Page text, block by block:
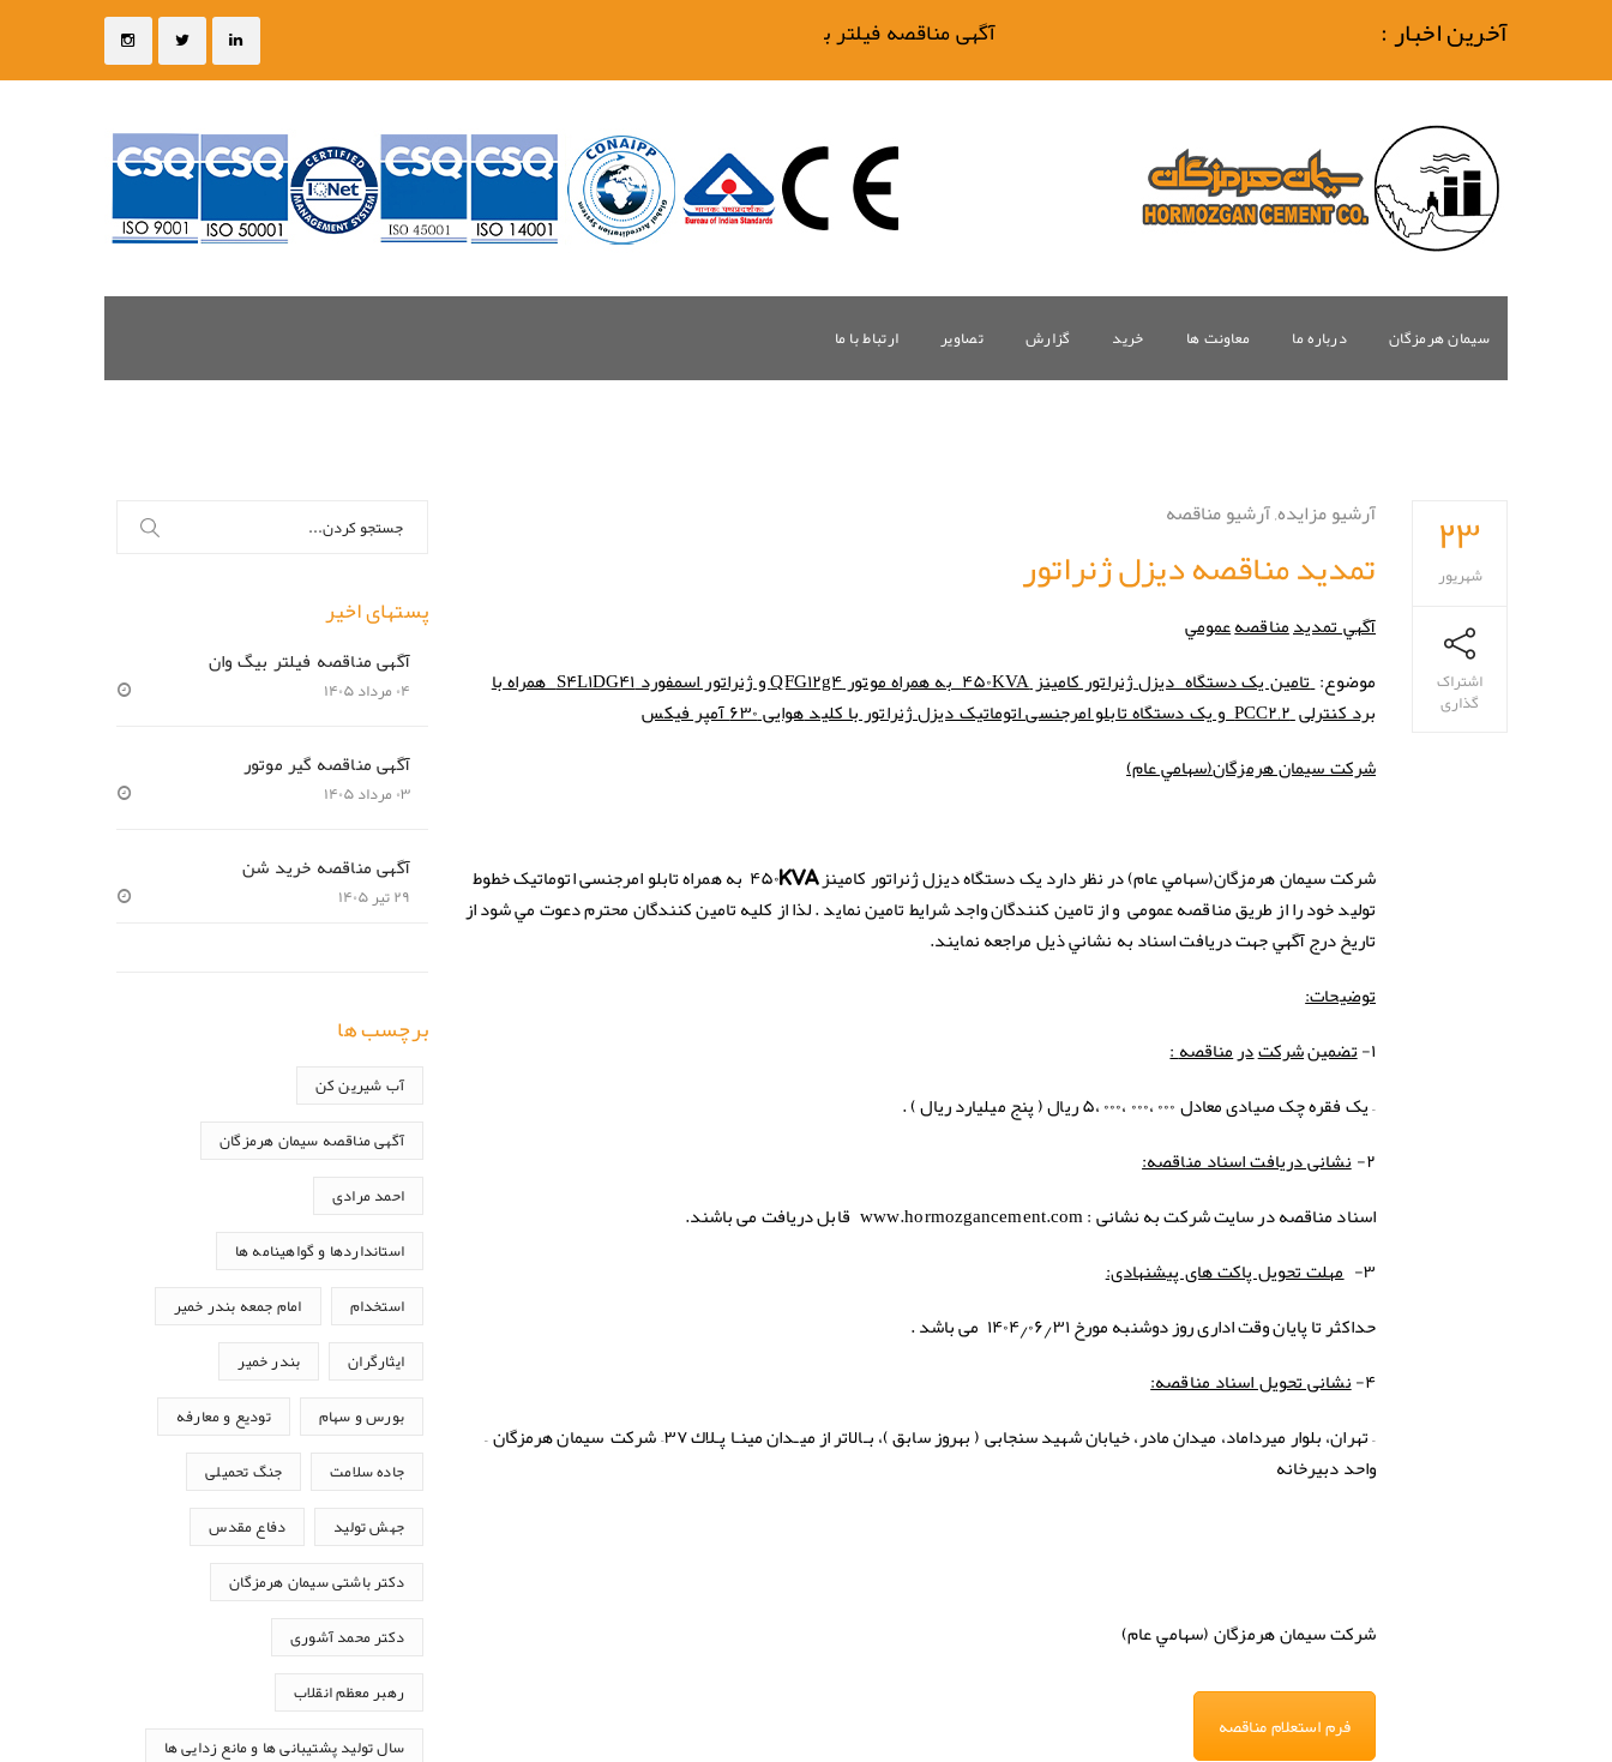
آخرین اخبار : آگهی مناقصه فیلتر بیگ وان
ارتباط با ما تصاویر گزارش خرید معاونت ها درباره ما سیمان هرمزگان
۲۳
شهریور
اشتراک
گذاری
آرشیو مزایده آرشیو مناقصه
تمدید مناقصه دیزل ژنراتور
آگهي تمدید مناقصه عمومي
موضوع: تامین یک دستگاه دیزل ژنراتور کامینز ۴۵۰KVA به همراه موتور QFG۱۲g۴و ژنراتور اسمفورد S۴L۱DG۴۱ همراه با
برد کنترلی PCC۲,۲و یک دستگاه تابلو امرجنسی اتوماتیک دیزل ژنراتور با کلید هوایی ۶۳۰ آمپر فیکس
شركت سيمان هرمزگان(سهامي عام)
شركت سيمان هرمزگان(سهامي عام) در نظر دارد یک دستگاه دیزل ژنراتور کامینز۴۵۰KVA به همراه تابلو امرجنسی اتوماتیک خطوط
تولید خود را از طریق مناقصه عمومی و از تامین کنندگان واجد شرایط تامین نماید . لذا از كليه تامین کنندگان محترم دعوت مي شود از
تاريخ درج آگهي جهت دريافت اسناد به نشاني ذيل مراجعه نمايند.
توضیحات:
۱- تضمین شركت در مناقصه:
– یک فقره چک صیادی معادل ۰۰۰ ،۰۰۰ ،۰۰۰ ،۵ ریال ( پنج میلیارد ریال ) .
۲- نشانی دریافت اسناد مناقصه:
اسناد مناقصه در سایت شرکت به نشانی : www.hormozgancement.com قابل دریافت می باشند.
۳- مهلت تحویل پاکت های پیشنهادی:
حداکثر تا پایان وقت اداری روز دوشنبه مورخ ۱۴۰۴٫۰۶٫۳۱ می باشد .
۴- نشانی تحویل اسناد مناقصه:
– تهران، بلوار میرداماد، میدان مادر، خیابان شهید سنجابی ( بهروز سابق )، بـالاتر از میـدان مینـا پـلاك ۳۷– شرکت سیمان هرمزگان –
واحد دبیرخانه
شركت سيمان هرمزگان (سهامي عام)
فرم استعلام مناقصه
برای:
پستهای اخیر
آگهی مناقصه فیلتر بیگ وان
۰۴ مرداد ۱۴۰۵
آگهی مناقصه گیر موتور
۰۳ مرداد ۱۴۰۵
آگهی مناقصه خرید شن
۲۹ تیر ۱۴۰۵
برچسب ها
آب شیرین کن
آگهی مناقصه سیمان هرمزگان
احمد مرادی
استانداردها و گواهینامه ها
استخدام امام جمعه بندر خمیر
ایثارگران بندر خمیر
بورس و سهام تودیع و معارفه
جاده سلامت جنگ تحمیلی
جهش تولید دفاع مقدس
دکتر باشتی سیمان هرمزگان
دکتر محمد آشوری
رهبر معظم انقلاب
سال تولید پشتیبانی ها و مانع زدایی ها